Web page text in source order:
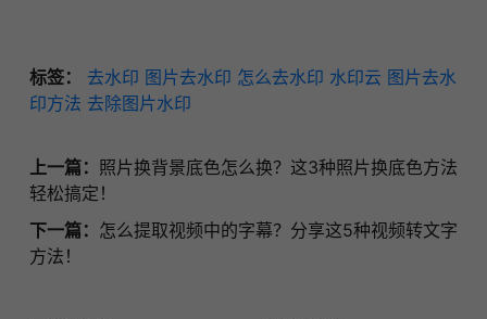
标签： 去水印 图片去水印 怎么去水印 水印云 图片去水
印方法 去除图片水印
上一篇： 照片换背景底色怎么换？这3种照片换底色方法
轻松搞定！
下一篇： 怎么提取视频中的字幕？分享这5种视频转文字
方法！